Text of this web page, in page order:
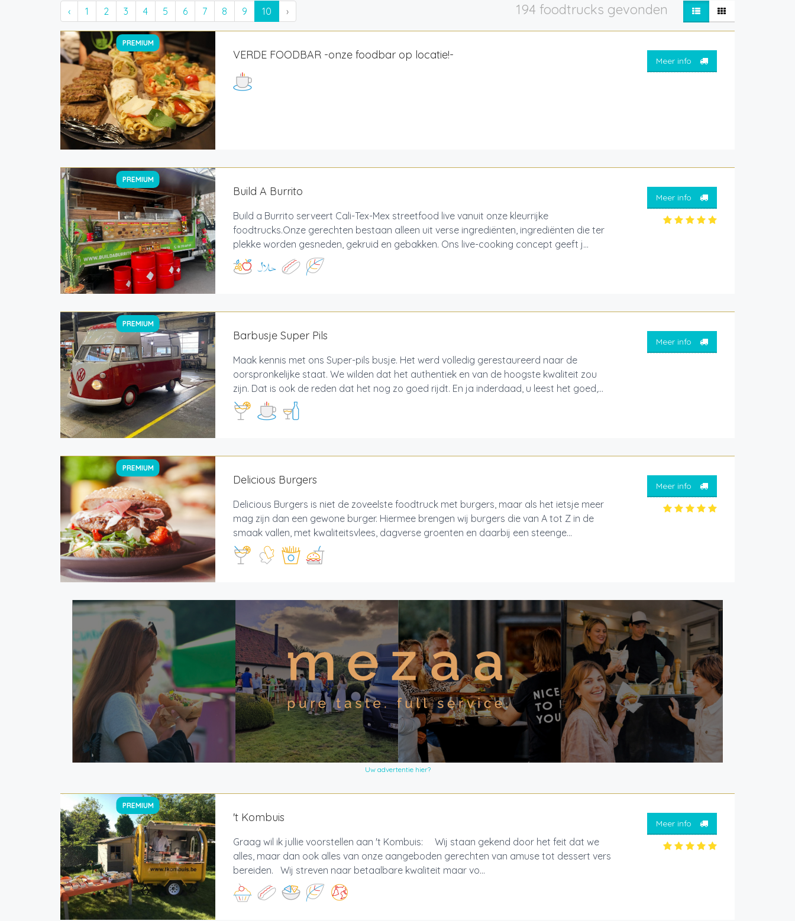
‹ 1 2 3 4 5 6 7 8 9 10 › 194 foodtrucks gevonden
PREMIUM
VERDE FOODBAR -onze foodbar op locatie!- Meer info
PREMIUM
Build A Burrito
Build a Burrito serveert Cali-Tex-Mex streetfood live vanuit onze kleurrijke
foodtrucks.Onze gerechten bestaan alleen uit verse ingrediënten, ingrediënten die ter
plekke worden gesneden, gekruid en gebakken. Ons live-cooking concept geeft j...
Meer info
PREMIUM
Barbusje Super Pils
Maak kennis met ons Super-pils busje. Het werd volledig gerestaureerd naar de
oorspronkelijke staat. We wilden dat het authentiek en van de hoogste kwaliteit zou
zijn. Dat is ook de reden dat het nog zo goed rijdt. En ja inderdaad, u leest het goed,...
Meer info
PREMIUM
Delicious Burgers
Delicious Burgers is niet de zoveelste foodtruck met burgers, maar als het ietsje meer
mag zijn dan een gewone burger. Hiermee brengen wij burgers die van A tot Z in de
smaak vallen, met kwaliteitsvlees, dagverse groenten en daarbij een steenge...
Meer info
Uw advertentie hier?
PREMIUM
't Kombuis
Graag wil ik jullie voorstellen aan 't Kombuis: Wij staan gekend door het feit dat we
alles, maar dan ook alles van onze aangeboden gerechten van amuse tot dessert vers
bereiden. Wij streven naar betaalbare kwaliteit maar vo...
Meer info